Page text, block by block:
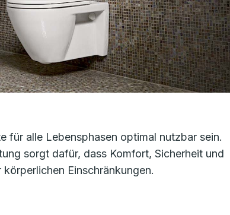
für alle Lebensphasen optimal nutzbar sein.
sorgt dafür, dass Komfort, Sicherheit und
Einschränkungen.